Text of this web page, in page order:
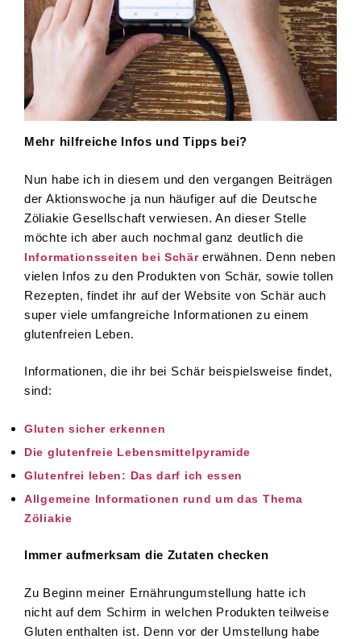
Mehr hilfreiche Infos und Tipps bei?
Nun habe ich in diesem und den vergangen Beiträgen
der Aktionswoche ja nun häufiger auf die Deutsche
Zöliakie Gesellschaft verwiesen. An dieser Stelle
möchte ich aber auch nochmal ganz deutlich die
Informationsseiten bei Schärerwähnen. Denn neben
vielen Infos zu den Produkten von Schär, sowie tollen
Rezepten, findet ihr auf der Website von Schär auch
super viele umfangreiche Informationen zu einem
glutenfreien Leben.
Informationen, die ihr bei Schär beispielsweise findet,
sind:
Gluten sicher erkennen
Die glutenfreie Lebensmittelpyramide
Glutenfrei leben: Das darf ich essen
Allgemeine Informationen rund um das Thema
Zöliakie
Immer aufmerksam die Zutaten checken
Zu Beginn meiner Ernährungumstellung hatte ich
nicht auf dem Schirm in welchen Produkten teilweise
Gluten enthalten ist. Denn vor der Umstellung habe